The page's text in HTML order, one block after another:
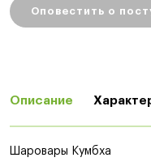
Оповестить о
Описание
Шаровары Кумбха